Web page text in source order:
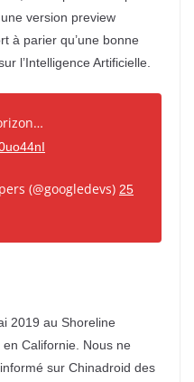
version preview
à parier qu’une bonne
l’Intelligence Artificielle.
(@googledevs) 25
2019 au Shoreline
Californie. Nous ne
sur Chinadroid des